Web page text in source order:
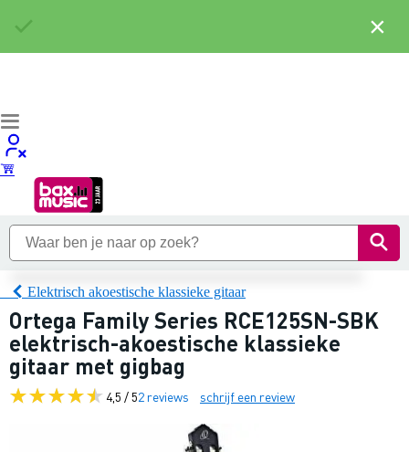
Elektrisch akoestische klassieke gitaar
Ortega Family Series RCE125SN-SBK
elektrisch-akoestische klassieke
gitaar met gigbag
4,5 / 52 reviews schrijf een review
×